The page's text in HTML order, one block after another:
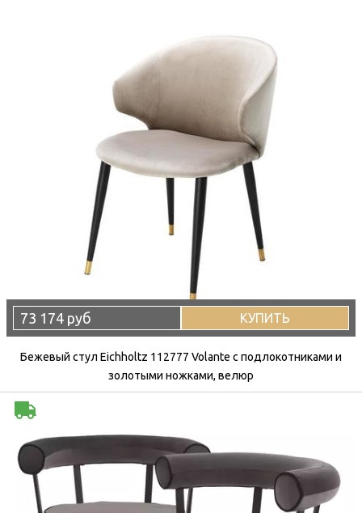
73 174 руб КУПИТЬ
Бежевый стул Eichholtz 112777 Volante с подлокотниками и
золотыми ножками, велюр